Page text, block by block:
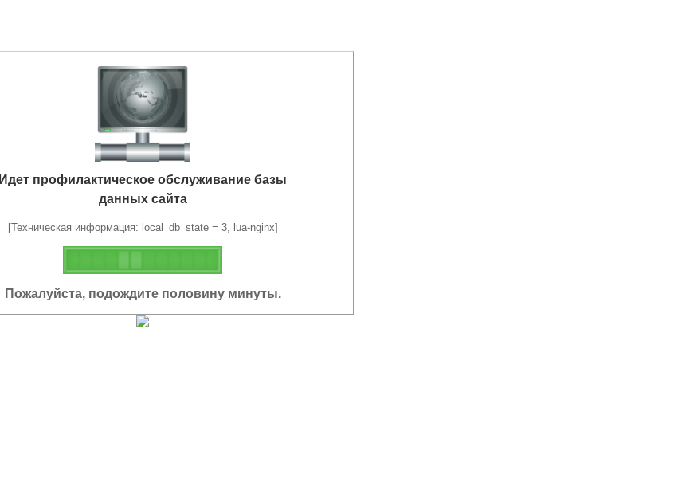
Идет профилактическое обслуживание базы
данных сайта
[Техническая информация: local_db_state = 3, lua-nginx]
Пожалуйста, подождите половину минуты.